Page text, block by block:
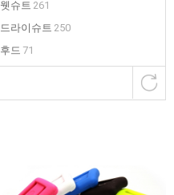
웻슈트 261
드라이슈트 250
후드 71